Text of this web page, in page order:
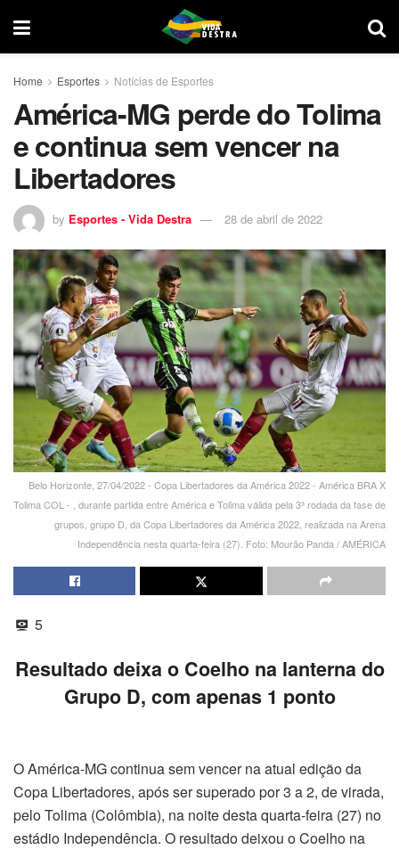
Home Esportes Notícias de Esportes
América-MG perde do Tolima
e continua sem vencer na
Libertadores
by Esportes - Vida Destra 28 de abril de 2022
Belo Horizonte, 27/04/2022 - Copa Libertadores da América 2022 - América BRA X
Tolima COL - , durante partida entre América e Tolima válida pela 3ª rodada da fase de
grupos, grupo D, da Copa Libertadores da América 2022, realizada na Arena
Independência nesta quarta-feira (27). Foto: Mourão Panda / AMÉRICA
5
Resultado deixa o Coelho na lanterna do
Grupo D, com apenas 1 ponto
O América-MG continua sem vencer na atual edição da
Copa Libertadores, após ser superado por 3 a 2, de virada,
pelo Tolima (Colômbia), na noite desta quarta-feira (27) no
estádio Independência. O resultado deixou o Coelho na